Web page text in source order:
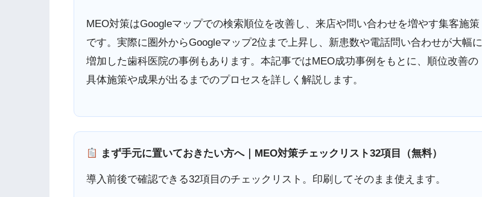
MEO対策はGoogleマップでの検索順位を改善し、来店や問い合わせを増やす集客施策
です。実際に圏外からGoogleマップ2位まで上昇し、新患数や電話問い合わせが大幅に
増加した歯科医院の事例もあります。本記事ではMEO成功事例をもとに、順位改善の
具体施策や成果が出るまでのプロセスを詳しく解説します。
まず手元に置いておきたい方へ｜MEO対策チェックリスト32項目（無料）
導入前後で確認できる32項目のチェックリスト。印刷してそのまま使えます。